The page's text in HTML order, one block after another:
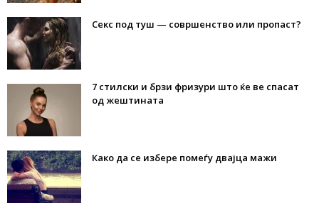
Секс под туш — совршенство или пропаст?
7 стилски и брзи фризури што ќе ве спасат
од жештината
Како да се избере помеѓу двајца мажи